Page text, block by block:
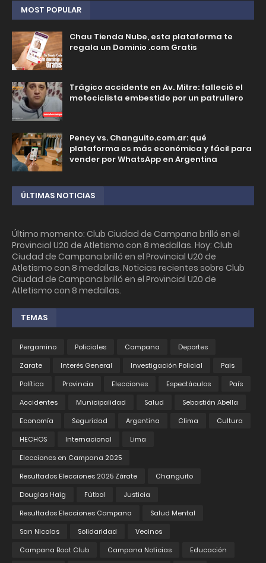
MOST POPULAR
Chau Tienda Nube, esta plataforma te
regala un Dominio .com Gratis
Trágico accidente en Av. Mitre: falleció el
motociclista embestido por un patrullero
Pency vs. Changuito.com.ar: qué
plataforma es más económica y fácil para
vender por WhatsApp en Argentina
ÚLTIMAS NOTICIAS
Último momento: Club Ciudad de Campana brilló en el
Provincial U20 de Atletismo con 8 medallas. Hoy: Club
Ciudad de Campana brilló en el Provincial U20 de
Atletismo con 8 medallas. Noticias recientes sobre Club
Ciudad de Campana brilló en el Provincial U20 de
Atletismo con 8 medallas.
TEMAS
Pergamino Policiales Campana
Deportes
Zarate
Interés General Investigación Policial
Pais
Política
Provincia Elecciones Espectáculos
País
Accidentes
Municipalidad Salud
Sebastián Abella
Economía
Seguridad Argentina Clima
Cultura
HECHOS
Internacional
Lima
Elecciones en Campana 2025
Resultados Elecciones 2025 Zárate
Changuito
Douglas Haig
Fútbol
Justicia
Resultados Elecciones Campana
Salud Mental
San Nicolas
Solidaridad
Vecinos
Campana Boat Club
Campana Noticias
Educación